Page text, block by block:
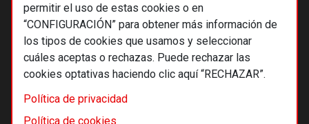
permitir el uso de estas cookies o en
“CONFIGURACIÓN” para obtener más información de
los tipos de cookies que usamos y seleccionar
cuáles aceptas o rechazas. Puede rechazar las
cookies optativas haciendo clic aquí “RECHAZAR”.
Política de privacidad
Política de cookies
© 2026 Alternativas económicas SCCL
Footer
Términos y condiciones de uso